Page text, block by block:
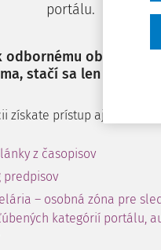
portálu.
obsahu a
stačí sa len
získate prístup aj k
z časopisov
predpisov
– osobná zóna pre
kategórií portálu,